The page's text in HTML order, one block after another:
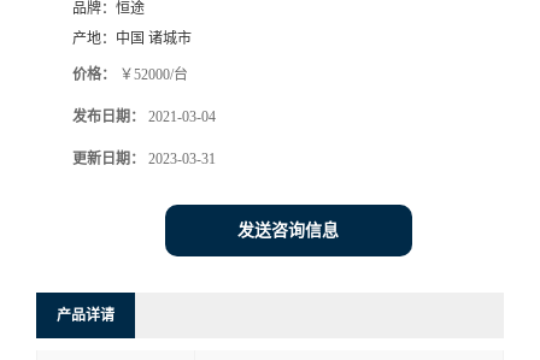
品牌： 恒途
产地： 中国 诸城市
价格： ￥52000/台
发布日期： 2021-03-04
更新日期： 2023-03-31
发送咨询信息
产品详请